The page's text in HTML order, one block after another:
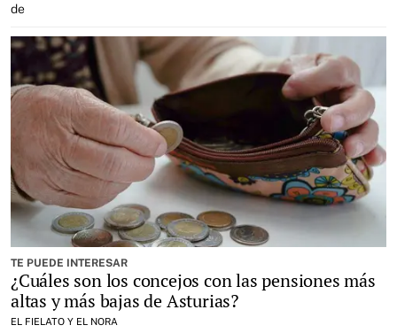
de
TE PUEDE INTERESAR
¿Cuáles son los concejos con las pensiones más
altas y más bajas de Asturias?
EL FIELATO Y EL NORA